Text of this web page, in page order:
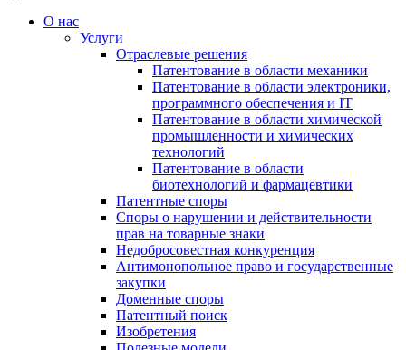
О нас
Услуги
Отраслевые решения
Патентование в области механики
Патентование в области электроники,
программного обеспечения и IT
Патентование в области химической
промышленности и химических
технологий
Патентование в области
биотехнологий и фармацевтики
Патентные споры
Споры о нарушении и действительности
прав на товарные знаки
Недобросовестная конкуренция
Антимонопольное право и государственные
закупки
Доменные споры
Патентный поиск
Изобретения